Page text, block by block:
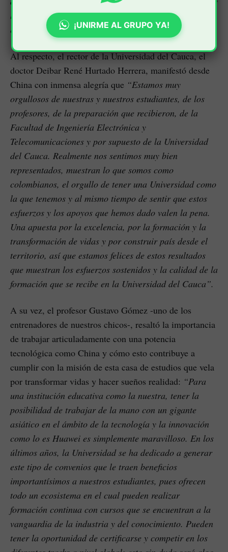
les permiten alcanzar logros tan importantes en
escenarios de nivel mundial”.
Al respecto, el rector de la Universidad del Cauca, el
doctor Deibar René Hurtado Herrera, manifestó desde
China con inmensa alegría que “Estamos muy
orgullosos de nuestras y nuestros estudiantes, de los
profesores, de la preparación que recibieron, de la
Facultad de Ingeniería Electrónica y
Telecomunicaciones y por supuesto de la Universidad
del Cauca. Realmente nos sentimos muy bien
representados, muestran lo que somos como
colombianos, el orgullo de tener una Universidad como
la que tenemos y al mismo tiempo de sentir que estos
esfuerzos y los apoyos que hemos dado valen la pena.
Una apuesta por la excelencia, por la formación y la
transformación de vidas y por construir país desde el
territorio, así que estamos felices de estos resultados
que muestran los esfuerzos sostenidos y la calidad de la
formación que se recibe en la Universidad del Cauca”.
A su vez, el profesor Gustavo Gómez -uno de los
entrenadores de nuestros chicos-, resaltó la importancia
de trabajar articuladamente con una potencia
tecnológica como China y cómo esto contribuye a
cumplir con la misión de esta casa de estudios que vela
por transformar vidas y hacer sueños realidad: “Para
una institución educativa como la nuestra, tener la
posibilidad de trabajar de la mano con un gigante
asiático en el ámbito de la tecnología y la innovación
como lo es Huawei es simplemente maravilloso. En los
últimos años, la Universidad se ha dedicado a generar
este tipo de convenios que le traen beneficios
importantísimos a nuestros estudiantes, pues ofrecen
todo un ecosistema en el cual pueden realizar
formación continua con cursos que se encuentran a la
vanguardia de la industria y del conocimiento. Pueden
tener la oportunidad de certificarse y competir en los
¡UNIRME AL GRUPO YA!